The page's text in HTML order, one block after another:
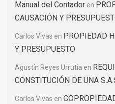
Manual del Contador en
CAUSACIÓN Y
Carlos Vivas en PROPIEDAD
Y PRESUPUESTO
Agustín Reyes Urrutia en
CONSTITUCIÓN DE UNA
Carlos Vivas en